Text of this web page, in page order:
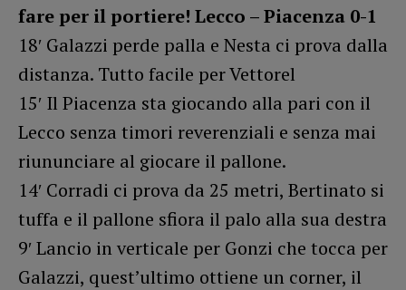
fare per il portiere! Lecco – Piacenza 0-1
18′ Galazzi perde palla e Nesta ci prova dalla
distanza. Tutto facile per Vettorel
15′ Il Piacenza sta giocando alla pari con il
Lecco senza timori reverenziali e senza mai
riununciare al giocare il pallone.
14′ Corradi ci prova da 25 metri, Bertinato si
tuffa e il pallone sfiora il palo alla sua destra
9′ Lancio in verticale per Gonzi che tocca per
Galazzi, quest’ultimo ottiene un corner, il